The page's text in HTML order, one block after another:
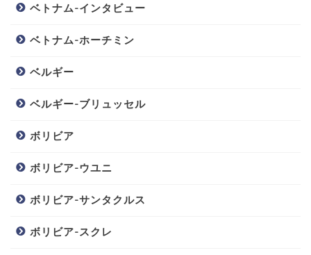
ベトナム-インタビュー
ベトナム-ホーチミン
ベルギー
ベルギー-ブリュッセル
ボリビア
ボリビア-ウユニ
ボリビア-サンタクルス
ボリビア-スクレ